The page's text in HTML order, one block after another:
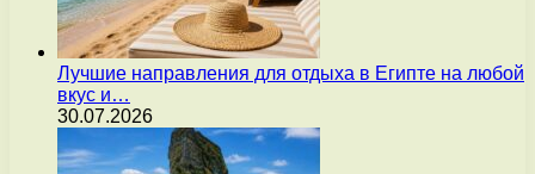
Лучшие направления для отдыха в Египте на любой
вкус и…
30.07.2026